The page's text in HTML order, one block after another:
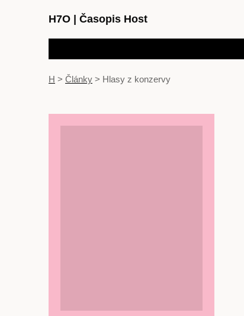
H7O Časopis Host
H > Články > Hlasy z konzervy